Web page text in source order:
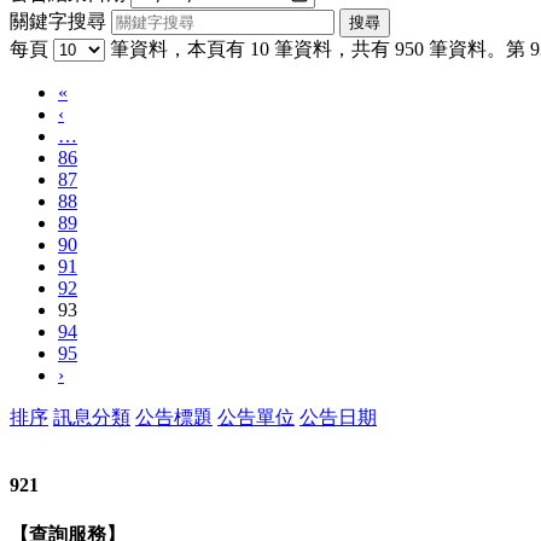
關鍵字搜尋
每頁
筆資料，本頁有 10 筆資料，共有 950 筆資料。第
«
‹
…
86
87
88
89
90
91
92
93
94
95
›
排序 訊息分類 公告標題 公告單位 公告日期
921
【查詢服務】